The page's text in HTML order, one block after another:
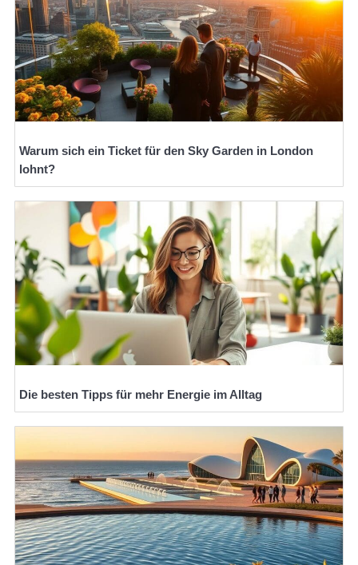
Warum sich ein Ticket für den Sky Garden in London
lohnt?
Die besten Tipps für mehr Energie im Alltag